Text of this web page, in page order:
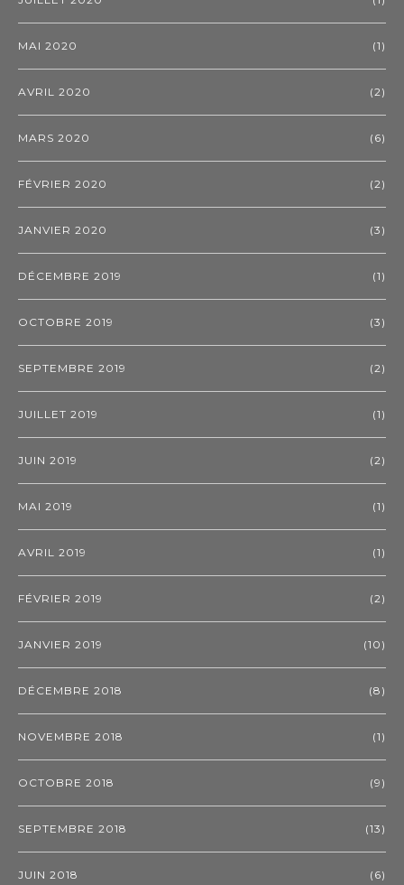
MAI 2020 (1)
AVRIL 2020 (2)
MARS 2020 (6)
FÉVRIER 2020 (2)
JANVIER 2020 (3)
DÉCEMBRE 2019 (1)
OCTOBRE 2019 (3)
SEPTEMBRE 2019 (2)
JUILLET 2019 (1)
JUIN 2019 (2)
MAI 2019 (1)
AVRIL 2019 (1)
FÉVRIER 2019 (2)
JANVIER 2019 (10)
DÉCEMBRE 2018 (8)
NOVEMBRE 2018 (1)
OCTOBRE 2018 (9)
SEPTEMBRE 2018 (13)
JUIN 2018 (6)